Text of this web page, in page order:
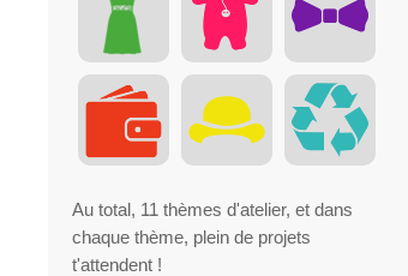
Au total, 11 thèmes d'atelier, et dans
chaque thème, plein de projets
t'attendent !